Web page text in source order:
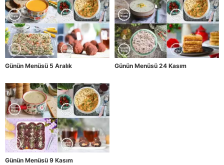
Günün Menüsü 5 Aralık Günün Menüsü 24 Kasım
Günün Menüsü 9 Kasım